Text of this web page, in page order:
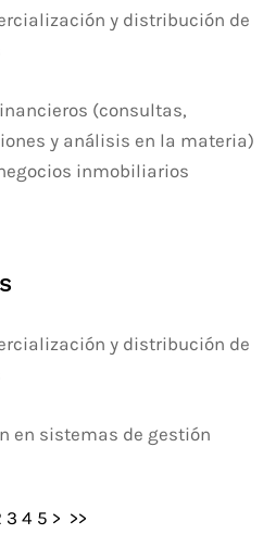
y distribución de
(consultas,
y análisis en la materia)
inmobiliarios
y distribución de
en sistemas de gestión
3 4 5 > >>